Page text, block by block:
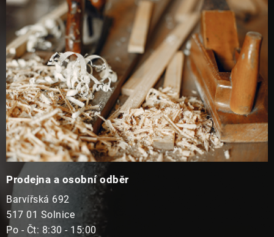
Prodejna a osobní odběr
Barvířská 692
517 01 Solnice
Po - Čt: 8:30 - 15:00